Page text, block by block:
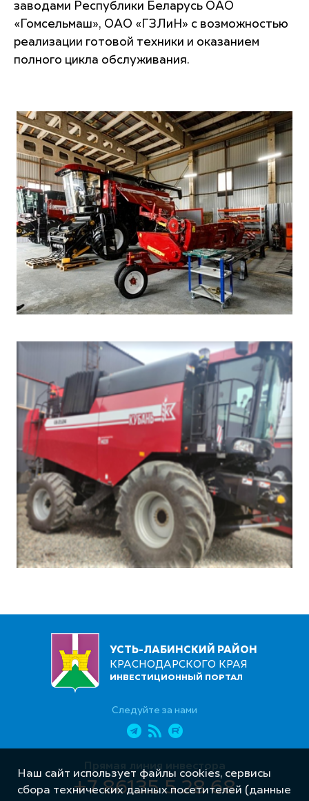
заводами Республики Беларусь ОАО
«Гомсельмаш», ОАО «ГЗЛиН» с возможностью
реализации готовой техники и оказанием
полного цикла обслуживания.
УСТЬ-ЛАБИНСКИЙ РАЙОН
КРАСНОДАРСКОГО КРАЯ
ИНВЕСТИЦИОННЫЙ ПОРТАЛ
Следуйте за нами
Прямая линия инвестора
+7 86135 5 28 68
Наш сайт использует файлы cookies, сервисы
сбора технических данных посетителей (данные